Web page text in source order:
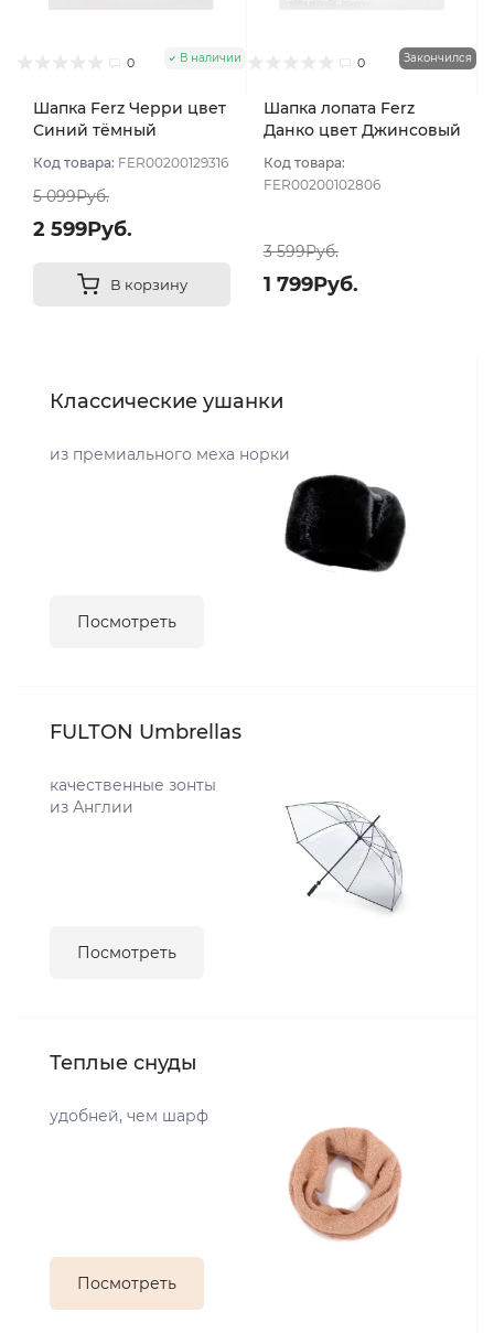
0 В наличии
Шапка Ferz Черри цвет
Синий тёмный
Код товара: FER00200129316
5 099Руб.
2 599Руб.
В корзину
0 Закончился
Шапка лопата Ferz
Данко цвет Джинсовый
Код товара:
FER00200102806
3 599Руб.
1 799Руб.
Классические ушанки
из премиального меха норки
Посмотреть
FULTON Umbrellas
качественные зонты
из Англии
Посмотреть
Теплые снуды
удобней, чем шарф
Посмотреть